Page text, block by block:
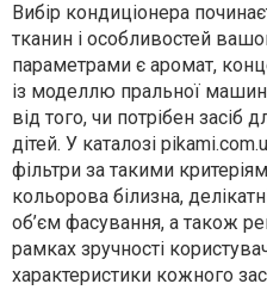
Вибір кондиціонера
тканин і особливостей
параметрами є аромат,
із моделлю пральної
від того, чи потрібен засіб
дітей. У каталозі
фільтри за такими
кольорова білизна,
об’єм фасування, а також
рамках зручності
характеристики кожного